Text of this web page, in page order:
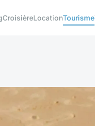
CroisièreLocationTourisme